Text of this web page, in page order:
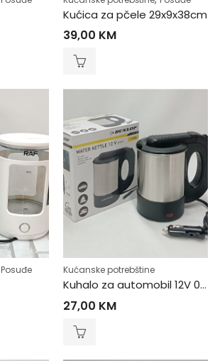
Kućica za pčele 29x9x38cm
39,00 KM
Posuđe Kućanske potrebštine
Kuhalo za automobil 12V 0.5L
27,00 KM